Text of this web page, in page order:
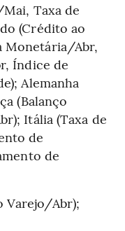
Taxa de
(Crédito ao
Monetária/Abr,
Índice de
Alemanha
(Balanço
Itália (Taxa de
de
de
Varejo/Abr);